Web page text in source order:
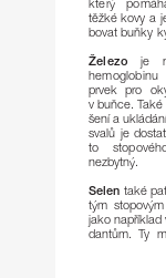
který
těžké kovy a
bovat buÀky
Železo je
hemoglobinu
prvek
pro
v buÀce. Také
šení a ukládání
svalů je
to
nezbytný.
Selen také
tým
stopovým
jako například
dantům.
Ty